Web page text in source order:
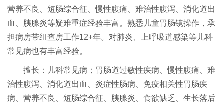
营养不良、短肠综合征、慢性腹痛、难治性腹泻、消化道出
血、胰腺炎等疑难重症经验丰富。熟悉儿童胃肠镜操作，承
担病房带组查房工作12+年。对肺炎、上呼吸道感染等儿科
常见病也有丰富经验。
擅长：儿科常见病；胃肠道过敏性疾病、慢性腹痛、难
治性腹泻、消化道出血、炎症性肠病、免疫相关性胃肠疾
病、营养不良、短肠综合征、胰腺炎、食欲缺乏、生长落后